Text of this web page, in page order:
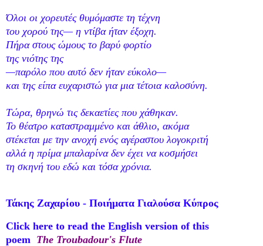
Όλοι οι χορευτές θυμόμαστε τη τέχνη
του χορού της— η ντίβα ήταν έξοχη.
Πήρα στους ώμους το βαρύ φορτίο
της νιότης της
—παρόλο που αυτό δεν ήταν εύκολο—
και της είπα ευχαριστώ για μια τέτοια καλοσύνη.
Τώρα, θρηνώ τις δεκαετίες που χάθηκαν.
Το θέατρο καταστραμμένο και άθλιο, ακόμα
στέκεται με την ανοχή ενός αγέραστου λογοκριτή
αλλά η πρίμα μπαλαρίνα δεν έχει να κοσμήσει
τη σκηνή του εδώ και τόσα χρόνια.
Τάκης Ζαχαρίου - Ποιήματα Γιαλούσα Κύπρος
Click here to read the English version of this
poem The Troubadour's Flute